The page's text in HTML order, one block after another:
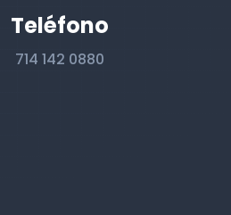
Teléfono
714 142 0880